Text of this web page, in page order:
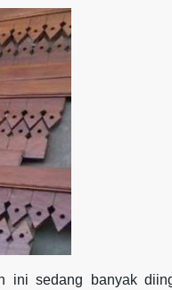
ini sedang banyak